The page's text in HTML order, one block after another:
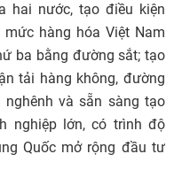
hai nước, tạo điều kiện
hàng hóa Việt Nam
ba bằng đường sắt; tạo
tải hàng không, đường
và sẵn sàng tạo
nghiệp lớn, có trình độ
Quốc mở rộng đầu tư